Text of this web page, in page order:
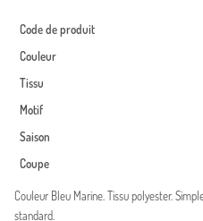
Code de produit
Couleur
Tissu
Motif
Saison
Coupe
Couleur Bleu Marine. Tissu polyester.
standard.